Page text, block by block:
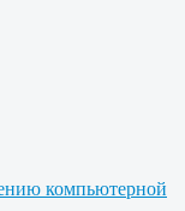
компьютерной